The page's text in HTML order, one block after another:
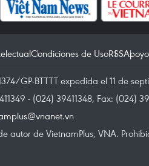
Condiciones de UsoRSSApoyo
GP-BTTTT expedida el 11 de
- (024) 39411348, Fax: (024)
autor de VietnamPlus, VNA.